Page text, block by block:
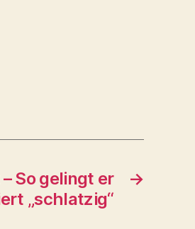
→
So gelingt er
„schlatzig“